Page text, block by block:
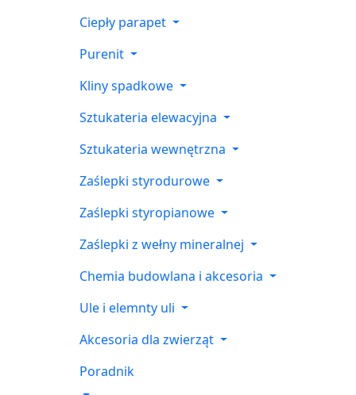
Ciepły parapet
Purenit
Kliny spadkowe
Sztukateria elewacyjna
Sztukateria wewnętrzna
Zaślepki styrodurowe
Zaślepki styropianowe
Zaślepki z wełny mineralnej
Chemia budowlana i akcesoria
Ule i elemnty uli
Akcesoria dla zwierząt
Poradnik